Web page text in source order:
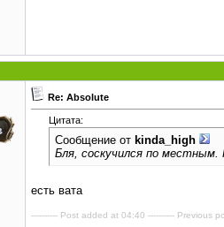
Re: Absolute
Цитата:
Сообщение от kinda_high
Бля, соскучился по местным.
есть вата
---------- Post added at 04:40 ---------- Previous